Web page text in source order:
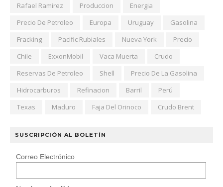
Rafael Ramirez
Produccion
Energia
Precio De Petroleo
Europa Uruguay
Gasolina
Fracking
Pacific Rubiales Nueva York
Precio
Chile
ExxonMobil Vaca Muerta
Crudo
Reservas De Petroleo
Shell
Precio De La Gasolina
Hidrocarburos
Refinacion Barril
Perú
Texas
Maduro Faja Del Orinoco Crudo Brent
SUSCRIPCIÓN AL BOLETÍN
Correo Electrónico